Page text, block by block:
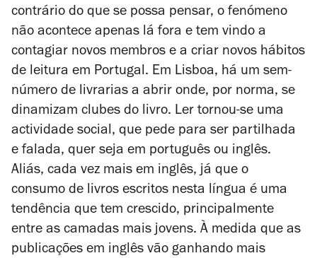
contrário do que se possa pensar, o fenómeno
não acontece apenas lá fora e tem vindo a
contagiar novos membros e a criar novos hábitos
de leitura em Portugal. Em Lisboa, há um sem-
número de livrarias a abrir onde, por norma, se
dinamizam clubes do livro. Ler tornou-se uma
actividade social, que pede para ser partilhada
e falada, quer seja em português ou inglês.
Aliás, cada vez mais em inglês, já que o
consumo de livros escritos nesta língua é uma
tendência que tem crescido, principalmente
entre as camadas mais jovens. À medida que as
publicações em inglês vão ganhando mais